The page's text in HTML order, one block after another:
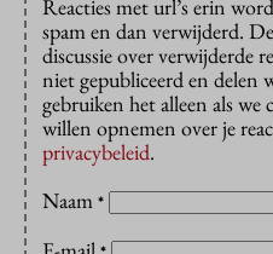
Reacties met url’s erin
spam en dan verwijderd.
discussie over verwijderde
niet gepubliceerd en delen
gebruiken het alleen als
willen opnemen over je
privacybeleid.
Naam *